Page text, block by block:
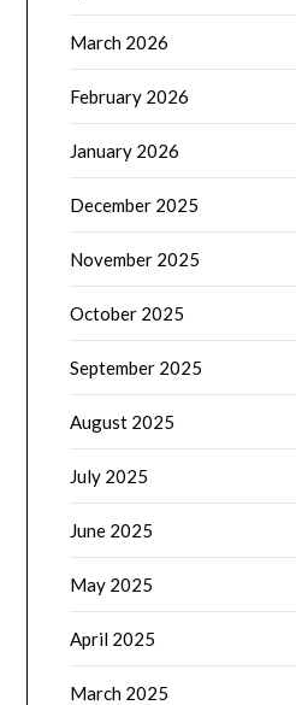
March 2026
February 2026
January 2026
December 2025
November 2025
October 2025
September 2025
August 2025
July 2025
June 2025
May 2025
April 2025
March 2025